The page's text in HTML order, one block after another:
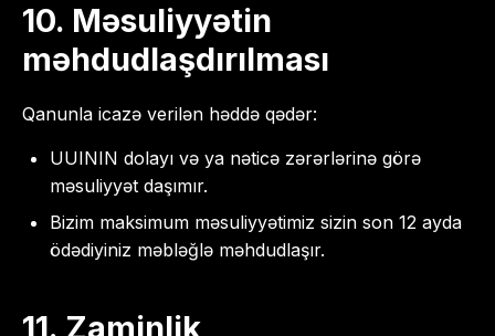
10. Məsuliyyətin
məhdudlaşdırılması
Qanunla icazə verilən həddə qədər:
UUININ dolayı və ya nəticə zərərlərinə görə
məsuliyyət daşımır.
Bizim maksimum məsuliyyətimiz sizin son 12 ayda
ödədiyiniz məbləğlə məhdudlaşır.
11. Zaminlik